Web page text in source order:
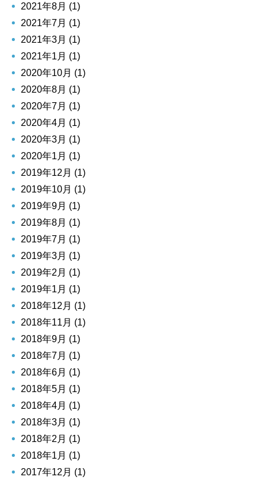
2021年8月 (1)
2021年7月 (1)
2021年3月 (1)
2021年1月 (1)
2020年10月 (1)
2020年8月 (1)
2020年7月 (1)
2020年4月 (1)
2020年3月 (1)
2020年1月 (1)
2019年12月 (1)
2019年10月 (1)
2019年9月 (1)
2019年8月 (1)
2019年7月 (1)
2019年3月 (1)
2019年2月 (1)
2019年1月 (1)
2018年12月 (1)
2018年11月 (1)
2018年9月 (1)
2018年7月 (1)
2018年6月 (1)
2018年5月 (1)
2018年4月 (1)
2018年3月 (1)
2018年2月 (1)
2018年1月 (1)
2017年12月 (1)